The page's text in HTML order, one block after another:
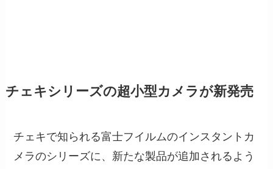
チェキシリーズの超小型カメラが新発売
チェキで知られる富士フイルムのインスタントカ
メラのシリーズに、新たな製品が追加されるよう